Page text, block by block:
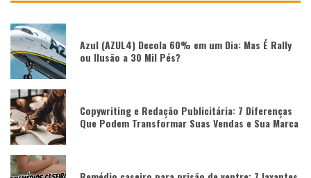
Azul (AZUL4) Decola 60% em um Dia: Mas É Rally
ou Ilusão a 30 Mil Pés?
Copywriting e Redação Publicitária: 7 Diferenças
Que Podem Transformar Suas Vendas e Sua Marca